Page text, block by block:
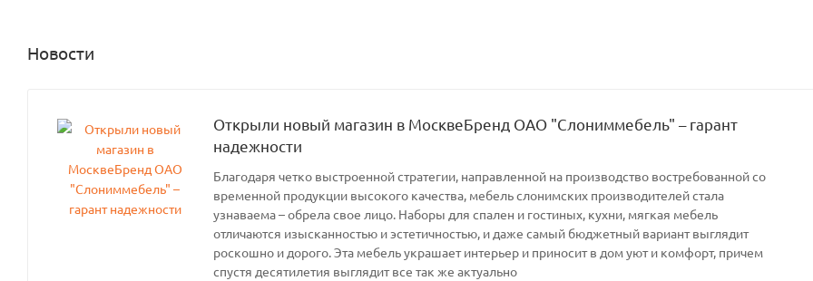
Новости
Открыли новый магазин в МосквеБренд ОАО "Слониммебель" – гарант
надежности
Благодаря четко выстроенной стратегии, направленной на производство востребованной со
временной продукции высокого качества, мебель слонимских производителей стала
узнаваема – обрела свое лицо. Наборы для спален и гостиных, кухни, мягкая мебель
отличаются изысканностью и эстетичностью, и даже самый бюджетный вариант выглядит
роскошно и дорого. Эта мебель украшает интерьер и приносит в дом уют и комфорт, причем
спустя десятилетия выглядит все так же актуально